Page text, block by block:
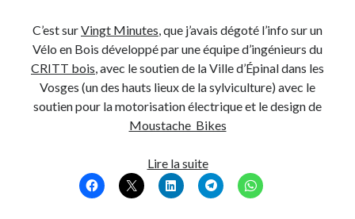
C’est surVingt Minutes, que j’avais dégoté l’info sur un
Vélo en Bois développé par une équipe d’ingénieurs du
CRITT bois, avec le soutien de la Ville d’Épinal dans les
Vosges (un des hauts lieux de la sylviculture) avec le
soutien pour la motorisation électrique et le design de
Moustache Bikes
Lire la suiteLe
Vélibois,
1